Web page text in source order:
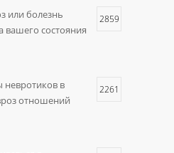
или болезнь
вашего состояния
2859
в
отношений
2261